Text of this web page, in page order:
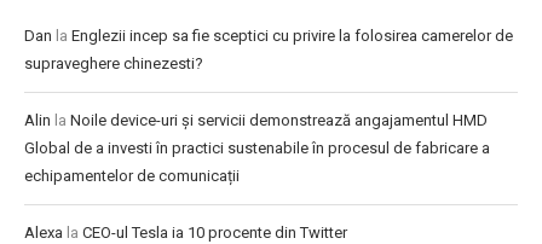
Dan la Englezii incep sa fie sceptici cu privire la folosirea camerelor de
supraveghere chinezesti?
Alin la Noile device-uri și servicii demonstrează angajamentul HMD
Global de a investi în practici sustenabile în procesul de fabricare a
echipamentelor de comunicații
Alexa la CEO-ul Tesla ia 10 procente din Twitter